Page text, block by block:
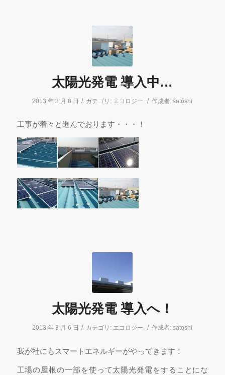
太陽光発電 導入中…
2013 年 3 月 8 日 / カテゴリ: エコロジー / 作成者:satoshi
工事が着々と進んでおります・・・！
太陽光発電 導入へ！
2013 年 3 月 6 日 / カテゴリ: エコロジー / 作成者:satoshi
我が社にもスマートエネルギーがやってきます！
工場の屋根の一部を使って太陽光発電をすることにな